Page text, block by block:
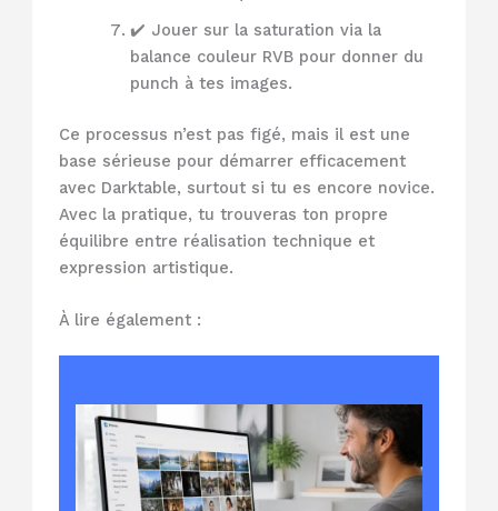
✔️ Jouer sur la saturation via la
balance couleur RVB pour donner du
punch à tes images.
Ce processus n’est pas figé, mais il est une
base sérieuse pour démarrer efficacement
avec Darktable, surtout si tu es encore novice.
Avec la pratique, tu trouveras ton propre
équilibre entre réalisation technique et
expression artistique.
À lire également :